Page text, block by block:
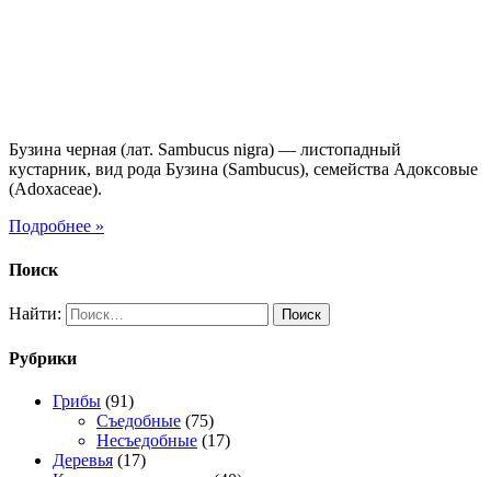
Бузина черная (лат. Sambucus nigra) — листопадный
кустарник, вид рода Бузина (Sambucus), семейства Адоксовые
(Adoxaceae).
Подробнее »
Поиск
Найти:
Рубрики
Грибы (91)
Съедобные (75)
Несъедобные (17)
Деревья (17)